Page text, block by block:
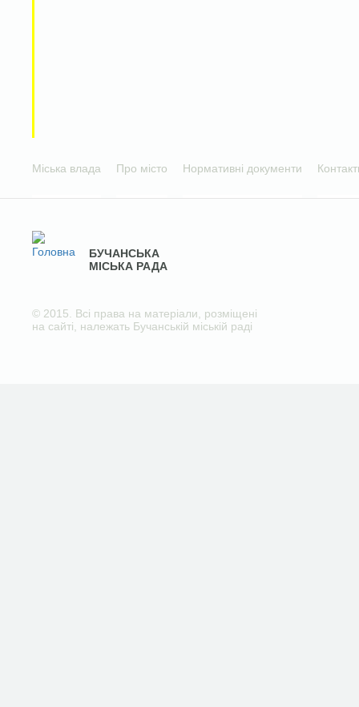
Міська влада Про місто Нормативні документи
БУЧАНСЬКА
МІСЬКА РАДА
© 2015. Всі права на матеріали, розміщені
на сайті, належать Бучанській міській раді